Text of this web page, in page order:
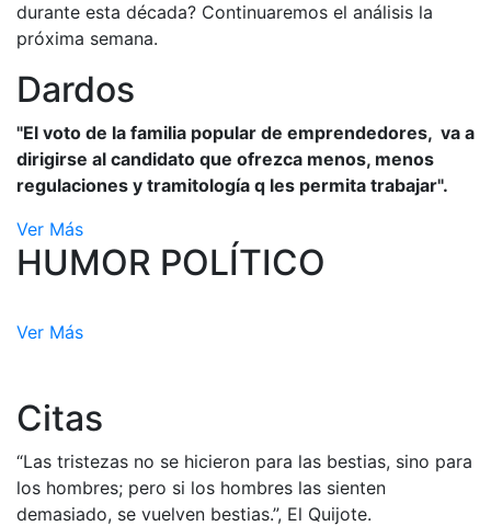
durante esta década? Continuaremos el análisis la
próxima semana.
Dardos
"El voto de la familia popular de emprendedores, va a
dirigirse al candidato que ofrezca menos, menos
regulaciones y tramitología q les permita trabajar".
Ver Más
HUMOR POLÍTICO
Ver Más
Citas
“Las tristezas no se hicieron para las bestias, sino para
los hombres; pero si los hombres las sienten
demasiado, se vuelven bestias.”, El Quijote.